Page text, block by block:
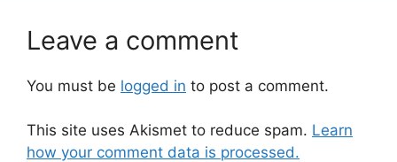
Leave a comment
You must be logged in to post a comment.
This site uses Akismet to reduce spam. Learn
how your comment data is processed.